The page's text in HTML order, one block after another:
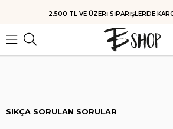
HIZLI KARGO
SIKÇA SORULAN SORULAR